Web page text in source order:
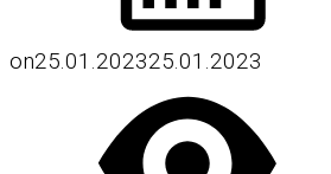
on25.01.202325.01.2023